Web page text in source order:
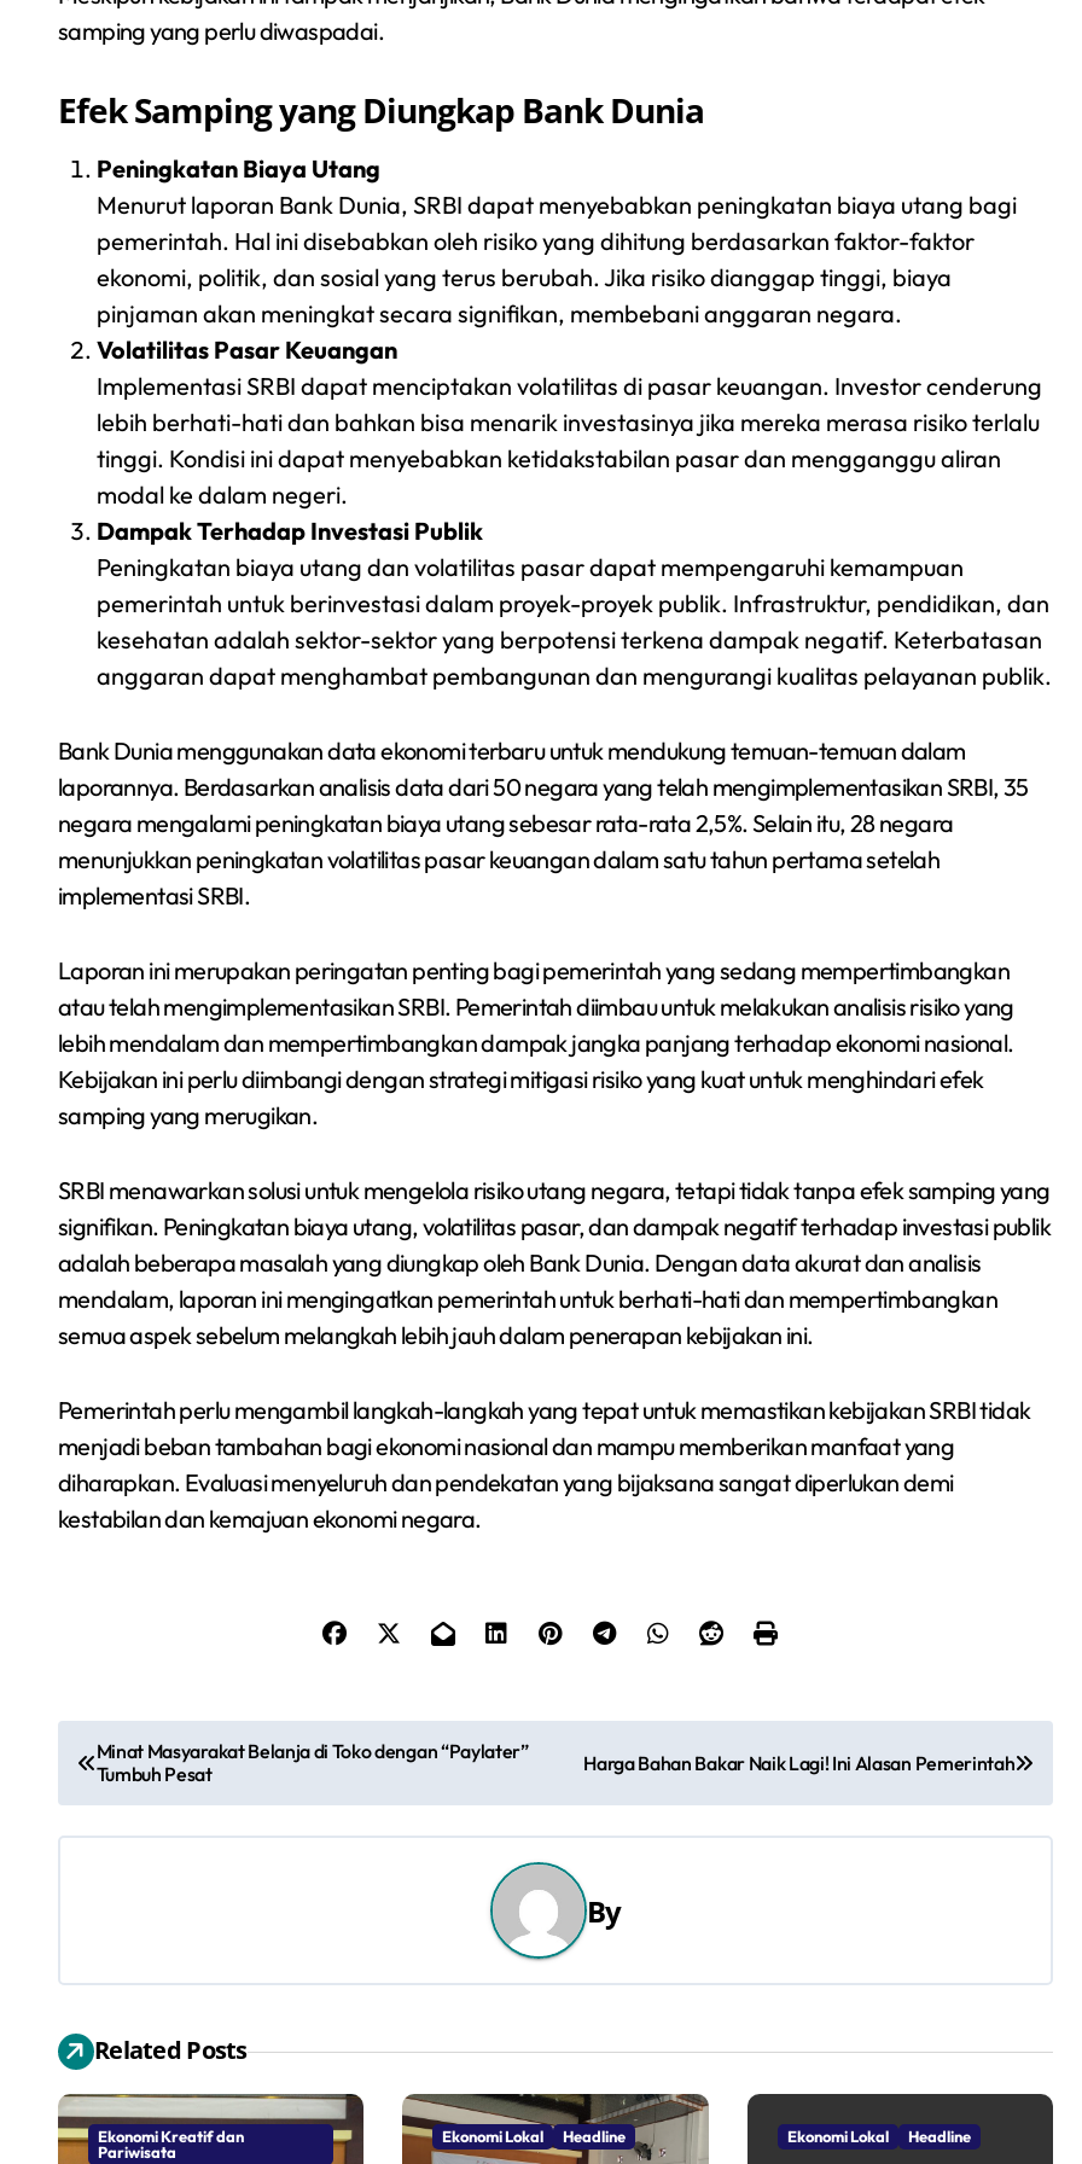
samping yang perlu diwaspadai.
Efek Samping yang Diungkap Bank Dunia
Peningkatan Biaya Utang
Menurut laporan Bank Dunia, SRBI dapat menyebabkan peningkatan biaya utang bagi
pemerintah. Hal ini disebabkan oleh risiko yang dihitung berdasarkan faktor-faktor
ekonomi, politik, dan sosial yang terus berubah. Jika risiko dianggap tinggi, biaya
pinjaman akan meningkat secara signifikan, membebani anggaran negara.
Volatilitas Pasar Keuangan
Implementasi SRBI dapat menciptakan volatilitas di pasar keuangan. Investor cenderung
lebih berhati-hati dan bahkan bisa menarik investasinya jika mereka merasa risiko terlalu
tinggi. Kondisi ini dapat menyebabkan ketidakstabilan pasar dan mengganggu aliran
modal ke dalam negeri.
Dampak Terhadap Investasi Publik
Peningkatan biaya utang dan volatilitas pasar dapat mempengaruhi kemampuan
pemerintah untuk berinvestasi dalam proyek-proyek publik. Infrastruktur, pendidikan, dan
kesehatan adalah sektor-sektor yang berpotensi terkena dampak negatif. Keterbatasan
anggaran dapat menghambat pembangunan dan mengurangi kualitas pelayanan publik.
Bank Dunia menggunakan data ekonomi terbaru untuk mendukung temuan-temuan dalam
laporannya. Berdasarkan analisis data dari 50 negara yang telah mengimplementasikan SRBI, 35
negara mengalami peningkatan biaya utang sebesar rata-rata 2,5%. Selain itu, 28 negara
menunjukkan peningkatan volatilitas pasar keuangan dalam satu tahun pertama setelah
implementasi SRBI.
Laporan ini merupakan peringatan penting bagi pemerintah yang sedang mempertimbangkan
atau telah mengimplementasikan SRBI. Pemerintah diimbau untuk melakukan analisis risiko yang
lebih mendalam dan mempertimbangkan dampak jangka panjang terhadap ekonomi nasional.
Kebijakan ini perlu diimbangi dengan strategi mitigasi risiko yang kuat untuk menghindari efek
samping yang merugikan.
SRBI menawarkan solusi untuk mengelola risiko utang negara, tetapi tidak tanpa efek samping yang
signifikan. Peningkatan biaya utang, volatilitas pasar, dan dampak negatif terhadap investasi publik
adalah beberapa masalah yang diungkap oleh Bank Dunia. Dengan data akurat dan analisis
mendalam, laporan ini mengingatkan pemerintah untuk berhati-hati dan mempertimbangkan
semua aspek sebelum melangkah lebih jauh dalam penerapan kebijakan ini.
Pemerintah perlu mengambil langkah-langkah yang tepat untuk memastikan kebijakan SRBI tidak
menjadi beban tambahan bagi ekonomi nasional dan mampu memberikan manfaat yang
diharapkan. Evaluasi menyeluruh dan pendekatan yang bijaksana sangat diperlukan demi
kestabilan dan kemajuan ekonomi negara.
N
a
v
a
s
i
p
Minat Masyarakat Belanja di Toko dengan “Paylater”
Tumbuh Pesat
Harga Bahan Bakar Naik Lagi! Ini Alasan Pemerintah
By
Related Posts
Ekonomi Kreatif dan
Pariwisata
Ekonomi Lokal Headline Ekonomi Lokal Headline